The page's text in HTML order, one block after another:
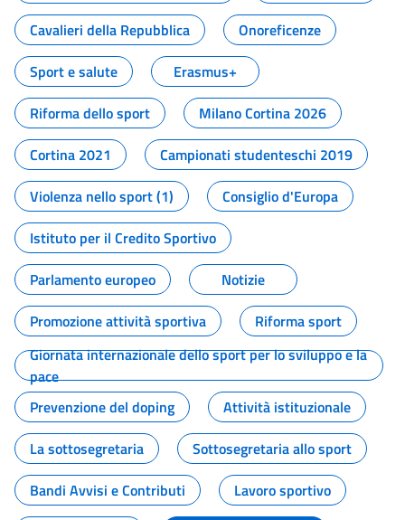
Cavalieri della Repubblica
Onoreficenze
Sport e salute
Erasmus+
Riforma dello sport
Milano Cortina 2026
Cortina 2021
Campionati studenteschi 2019
Violenza nello sport (1)
Consiglio d'Europa
Istituto per il Credito Sportivo
Parlamento europeo
Notizie
Promozione attività sportiva
Riforma sport
Giornata internazionale dello sport per lo sviluppo e la
pace
Prevenzione del doping
Attività istituzionale
La sottosegretaria
Sottosegretaria allo sport
Bandi Avvisi e Contributi
Lavoro sportivo